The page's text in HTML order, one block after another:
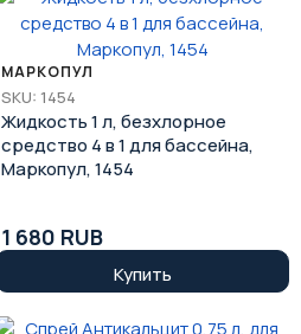
МАРКОПУЛ
SKU: 1454
Жидкость 1 л, безхлорное
средство 4 в 1 для бассейна,
Маркопул, 1454
1 680 RUB
Купить